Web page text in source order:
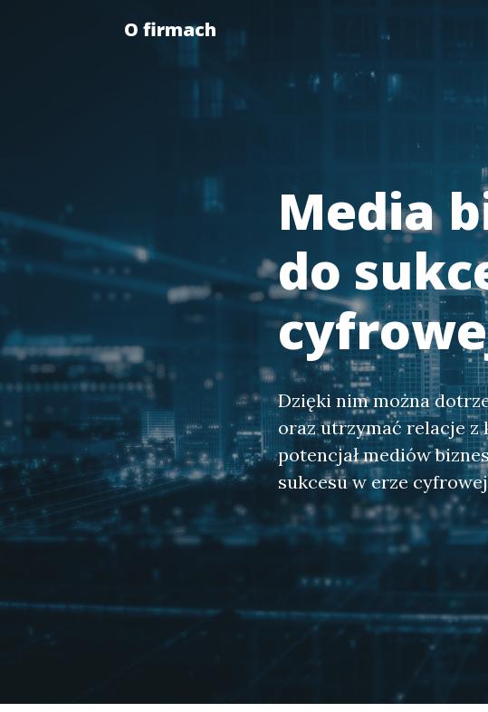
O firmach
Media
do
Dzięki nim można
oraz utrzymać relacje
potencjał mediów
sukcesu w erze cyfrowej